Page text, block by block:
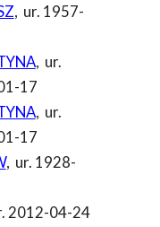
, ur. 1957-
, ur.
17
, ur.
17
, ur. 1928-
2012-04-24